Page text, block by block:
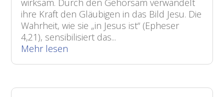
ihre Kraft den Gläubigen in das Bild Jesu. Die
Wahrheit, wie sie „in Jesus ist“ (Epheser
4,21), sensibilisiert das...
Mehr lesen